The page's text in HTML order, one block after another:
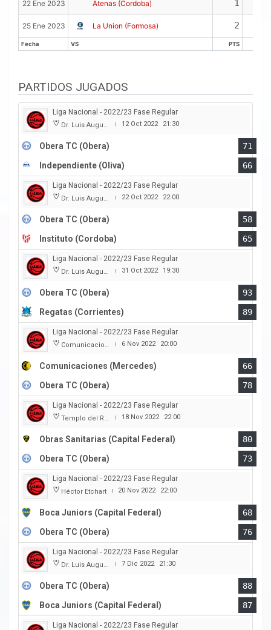
Fecha VS PTS
22 Ene 2023 Atenas (Cordoba) 1
25 Ene 2023 La Union (Formosa) 2
Fecha VS PTS
PARTIDOS JUGADOS
Liga Nacional - 2022/23 Fase Regular
Dr. Luis Augusto Derna | 12 Oct 2022 21:30
Obera TC (Obera)
71
Independiente (Oliva)
66
Liga Nacional - 2022/23 Fase Regular
Dr. Luis Augusto Derna | 22 Oct 2022 22:00
Obera TC (Obera)
58
Instituto (Cordoba)
65
Liga Nacional - 2022/23 Fase Regular
Dr. Luis Augusto Derna | 31 Oct 2022 19:30
Obera TC (Obera)
93
Regatas (Corrientes)
89
Liga Nacional - 2022/23 Fase Regular
Comunicaciones | 6 Nov 2022 20:00
Comunicaciones (Mercedes)
66
Obera TC (Obera)
78
Liga Nacional - 2022/23 Fase Regular
Templo del Rock | 18 Nov 2022 22:00
Obras Sanitarias (Capital Federal)
80
Obera TC (Obera)
73
Liga Nacional - 2022/23 Fase Regular
Héctor Etchart | 20 Nov 2022 22:00
Boca Juniors (Capital Federal)
68
Obera TC (Obera)
76
Liga Nacional - 2022/23 Fase Regular
Dr. Luis Augusto Derna | 7 Dic 2022 21:30
Obera TC (Obera)
88
Boca Juniors (Capital Federal)
87
Liga Nacional - 2022/23 Fase Regular